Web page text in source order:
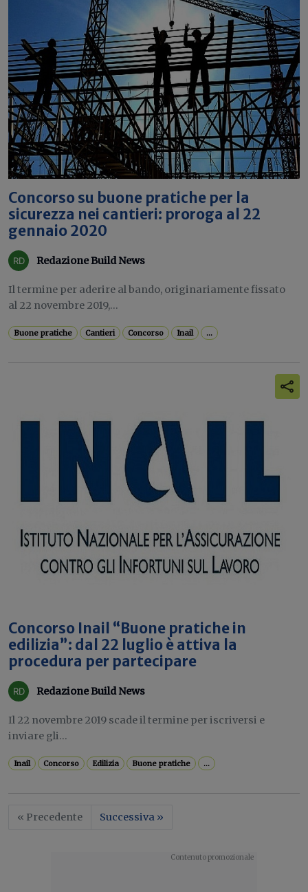
Concorso su buone pratiche per la
sicurezza nei cantieri: proroga al 22
gennaio 2020
Redazione Build News
Il termine per aderire al bando, originariamente fissato
al 22 novembre 2019,...
Buone pratiche Cantieri Concorso Inail ...
Concorso Inail “Buone pratiche in
edilizia”: dal 22 luglio è attiva la
procedura per partecipare
Redazione Build News
Il 22 novembre 2019 scade il termine per iscriversi e
inviare gli...
Inail Concorso Edilizia Buone pratiche ...
« Precedente Successiva »